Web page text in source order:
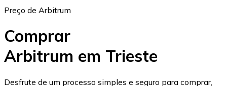
USD Coin
Preço de Arbitrum
Comprar
Arbitrum em Trieste
Desfrute de um processo simples e seguro para comprar,